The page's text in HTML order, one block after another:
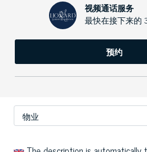
视频通话服务
最快在接下来的
预约